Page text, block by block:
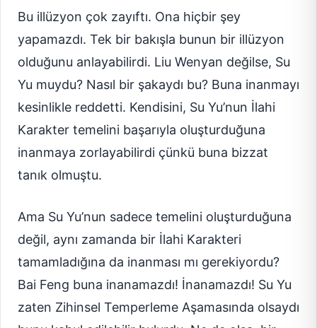
Bu illüzyon çok zayıftı. Ona hiçbir şey
yapamazdı. Tek bir bakışla bunun bir illüzyon
olduğunu anlayabilirdi. Liu Wenyan değilse, Su
Yu muydu? Nasıl bir şakaydı bu? Buna inanmayı
kesinlikle reddetti. Kendisini, Su Yu’nun İlahi
Karakter temelini başarıyla oluşturduğuna
inanmaya zorlayabilirdi çünkü buna bizzat
tanık olmuştu.
Ama Su Yu’nun sadece temelini oluşturduğuna
değil, aynı zamanda bir İlahi Karakteri
tamamladığına da inanması mı gerekiyordu?
Bai Feng buna inanamazdı! İnanamazdı! Su Yu
zaten Zihinsel Temperleme Aşamasında olsaydı